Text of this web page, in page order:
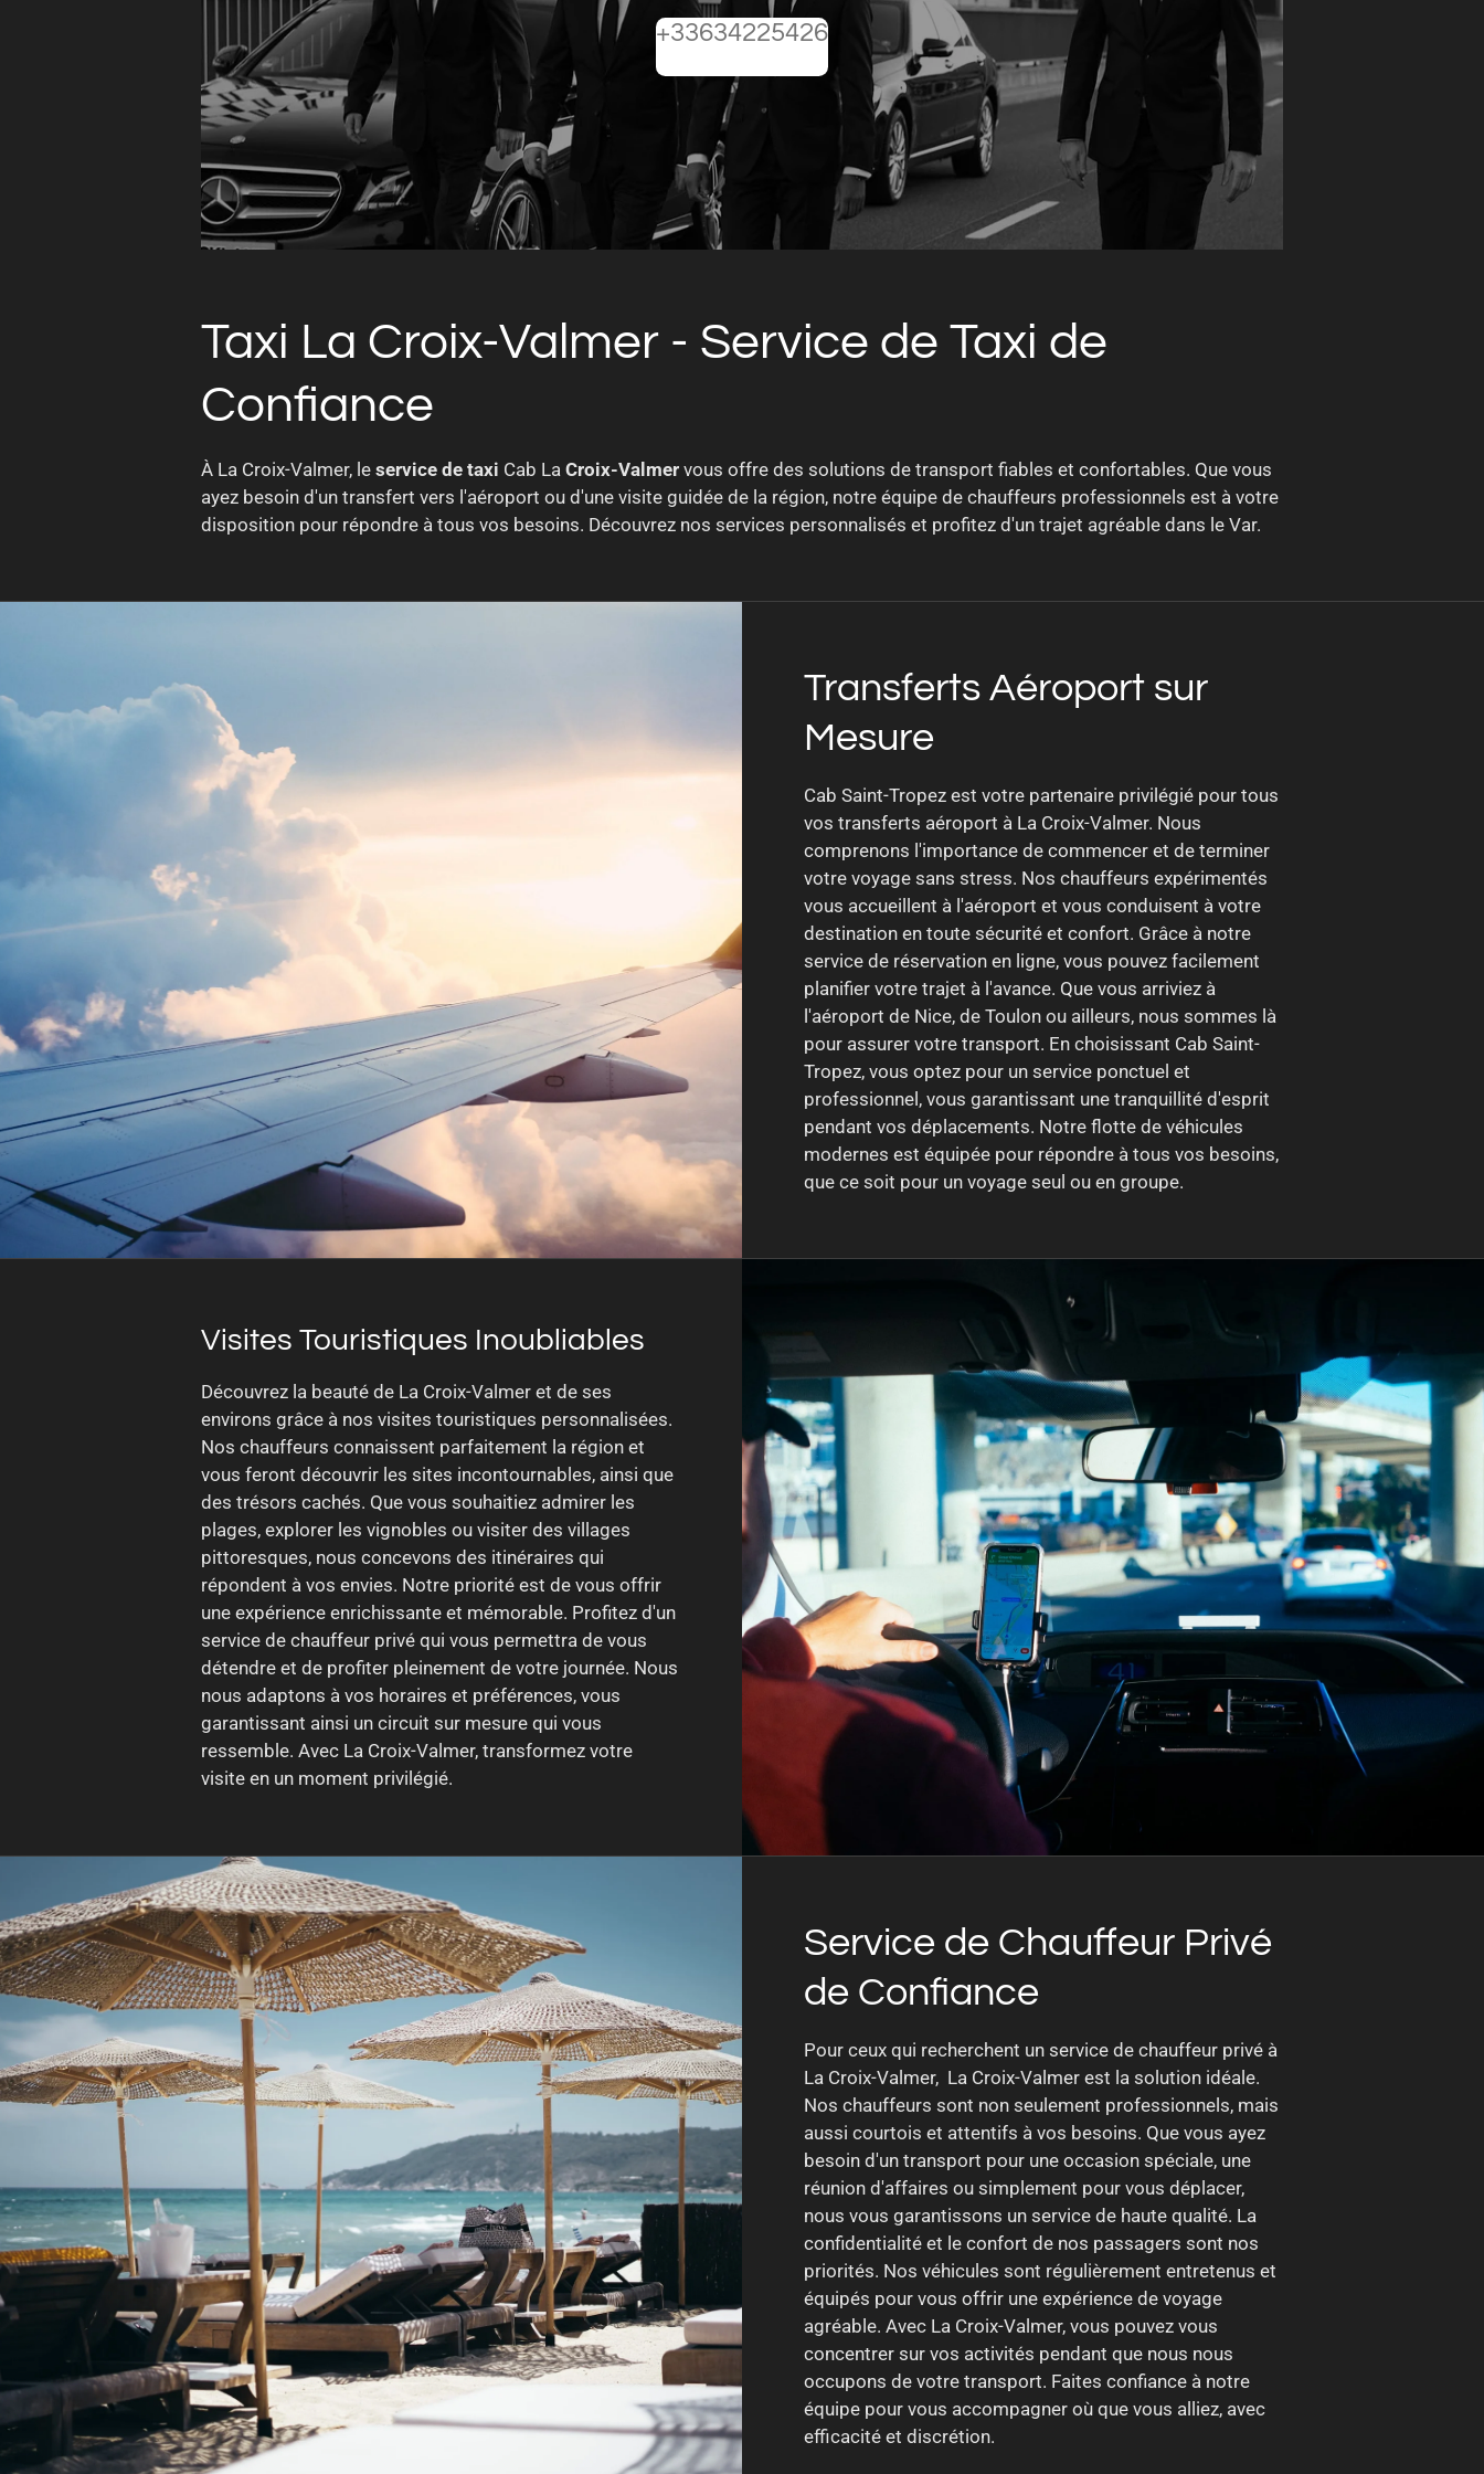
+33634225426
Taxi La Croix-Valmer - Service de Taxi de
Confiance
À La Croix-Valmer, le service de taxi Cab La Croix-Valmer vous offre des solutions de transport fiables et confortables. Que vous
ayez besoin d'un transfert vers l'aéroport ou d'une visite guidée de la région, notre équipe de chauffeurs professionnels est à votre
disposition pour répondre à tous vos besoins. Découvrez nos services personnalisés et profitez d'un trajet agréable dans le Var.
Transferts Aéroport sur
Mesure
Cab Saint-Tropez est votre partenaire privilégié pour tous
vos transferts aéroport à La Croix-Valmer. Nous
comprenons l'importance de commencer et de terminer
votre voyage sans stress. Nos chauffeurs expérimentés
vous accueillent à l'aéroport et vous conduisent à votre
destination en toute sécurité et confort. Grâce à notre
service de réservation en ligne, vous pouvez facilement
planifier votre trajet à l'avance. Que vous arriviez à
l'aéroport de Nice, de Toulon ou ailleurs, nous sommes là
pour assurer votre transport. En choisissant Cab Saint-
Tropez, vous optez pour un service ponctuel et
professionnel, vous garantissant une tranquillité d'esprit
pendant vos déplacements. Notre flotte de véhicules
modernes est équipée pour répondre à tous vos besoins,
que ce soit pour un voyage seul ou en groupe.
Visites Touristiques Inoubliables
Découvrez la beauté de La Croix-Valmer et de ses
environs grâce à nos visites touristiques personnalisées.
Nos chauffeurs connaissent parfaitement la région et
vous feront découvrir les sites incontournables, ainsi que
des trésors cachés. Que vous souhaitiez admirer les
plages, explorer les vignobles ou visiter des villages
pittoresques, nous concevons des itinéraires qui
répondent à vos envies. Notre priorité est de vous offrir
une expérience enrichissante et mémorable. Profitez d'un
service de chauffeur privé qui vous permettra de vous
détendre et de profiter pleinement de votre journée. Nous
nous adaptons à vos horaires et préférences, vous
garantissant ainsi un circuit sur mesure qui vous
ressemble. Avec La Croix-Valmer, transformez votre
visite en un moment privilégié.
Service de Chauffeur Privé
de Confiance
Pour ceux qui recherchent un service de chauffeur privé à
La Croix-Valmer, La Croix-Valmer est la solution idéale.
Nos chauffeurs sont non seulement professionnels, mais
aussi courtois et attentifs à vos besoins. Que vous ayez
besoin d'un transport pour une occasion spéciale, une
réunion d'affaires ou simplement pour vous déplacer,
nous vous garantissons un service de haute qualité. La
confidentialité et le confort de nos passagers sont nos
priorités. Nos véhicules sont régulièrement entretenus et
équipés pour vous offrir une expérience de voyage
agréable. Avec La Croix-Valmer, vous pouvez vous
concentrer sur vos activités pendant que nous nous
occupons de votre transport. Faites confiance à notre
équipe pour vous accompagner où que vous alliez, avec
efficacité et discrétion.